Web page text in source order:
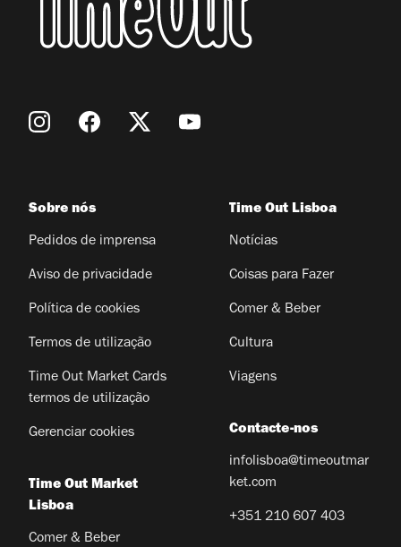
Sobre nós
Pedidos de imprensa
Aviso de privacidade
Política de cookies
Termos de utilização
Time Out Market Cards
termos de utilização
Gerenciar cookies
Time Out Market
Lisboa
Comer & Beber
Time Out Lisboa
Notícias
Coisas para Fazer
Comer & Beber
Cultura
Viagens
Contacte-nos
infolisboa@timeoutmar
ket.com
+351 210 607 403